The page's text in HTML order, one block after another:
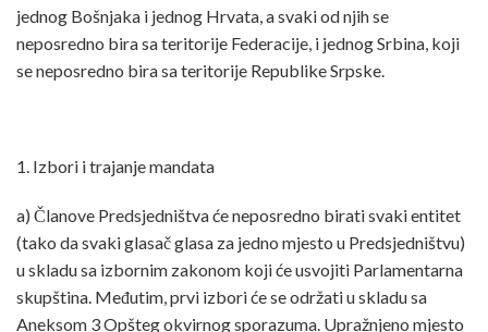
jednog Bošnjaka i jednog Hrvata, a svaki od njih se
neposredno bira sa teritorije Federacije, i jednog Srbina, koji
se neposredno bira sa teritorije Republike Srpske.
1. Izbori i trajanje mandata
a) Članove Predsjedništva će neposredno birati svaki entitet
(tako da svaki glasač glasa za jedno mjesto u Predsjedništvu)
u skladu sa izbornim zakonom koji će usvojiti Parlamentarna
skupština. Međutim, prvi izbori će se održati u skladu sa
Aneksom 3 Opšteg okvirnog sporazuma. Upražnjeno mjesto